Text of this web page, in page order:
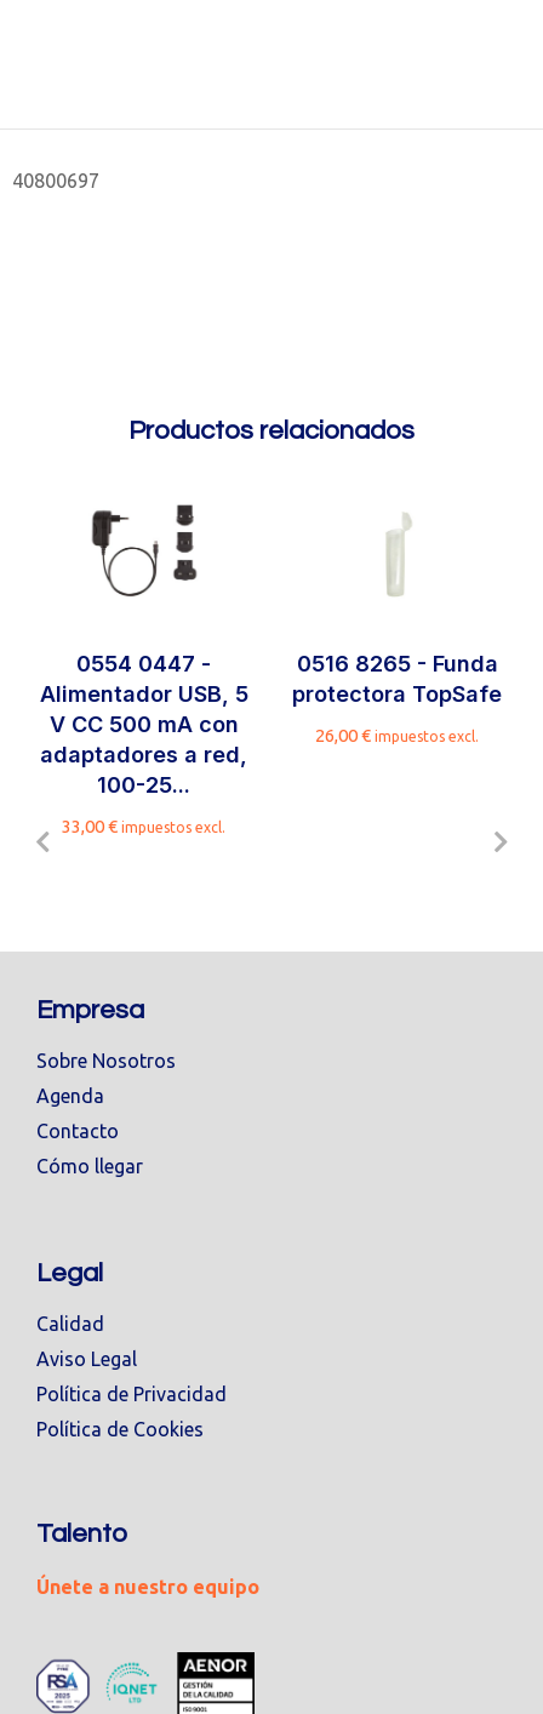
40800697
Productos relacionados
0554 0447 -
Alimentador USB, 5
V CC 500 mA con
adaptadores a red,
100-25...
33,00€ impuestos excl.
0516 8265 - Funda
protectora TopSafe
26,00€ impuestos excl.
Empresa
Sobre Nosotros
Agenda
Contacto
Cómo llegar
Legal
Calidad
Aviso Legal
Política de Privacidad
Política de Cookies
Talento
Únete a nuestro equipo